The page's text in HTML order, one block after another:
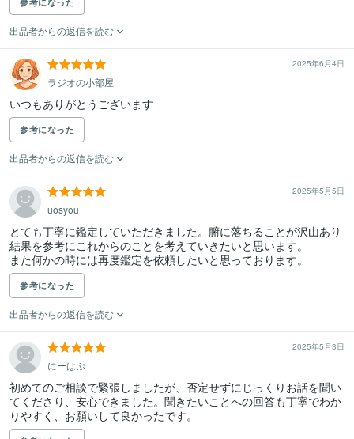
出品者からの返信を読む
2025年6月4日
ラジオの小部屋
いつもありがとうございます
参考になった
出品者からの返信を読む
2025年5月5日
uosyou
とても丁寧に鑑定していただきました。腑に落ちることが沢山あり
結果を参考にこれからのことを考えていきたいと思います。
また何かの時には再度鑑定を依頼したいと思っております。
参考になった
出品者からの返信を読む
2025年5月3日
にーはぷ
初めてのご相談で緊張しましたが、否定せずにじっくりお話を聞い
てくださり、安心できました。聞きたいことへの回答も丁寧でわか
りやすく、お願いして良かったです。